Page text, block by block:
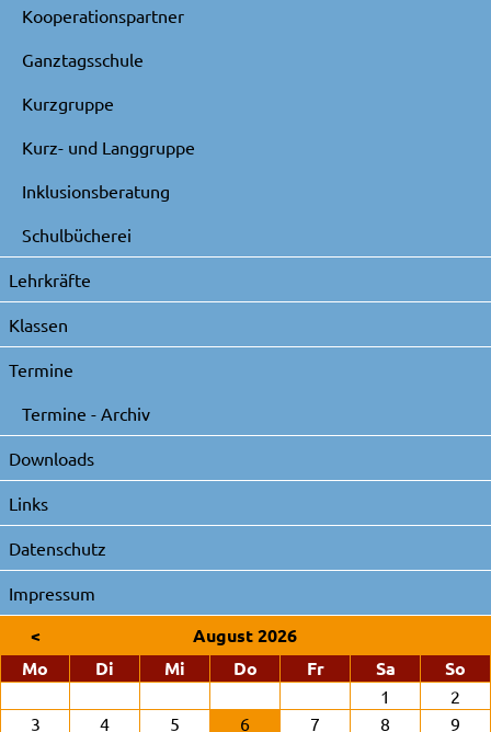
Kooperationspartner
Ganztagsschule
Kurzgruppe
Kurz- und Langgruppe
Inklusionsberatung
Schulbücherei
Lehrkräfte
Klassen
Termine
Termine - Archiv
Downloads
Links
Datenschutz
Impressum
<
August 2026
Mo
Di enstagMi ttwochDonnerstag
Freitag SamstagSo
1
2
3
4 5 6 7 8
9